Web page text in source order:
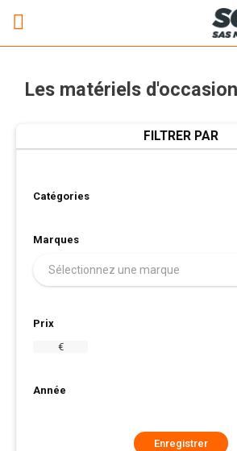
Les matériels
FILTRER PAR
Catégories
Marques
Prix
€
Année
Enregistrer